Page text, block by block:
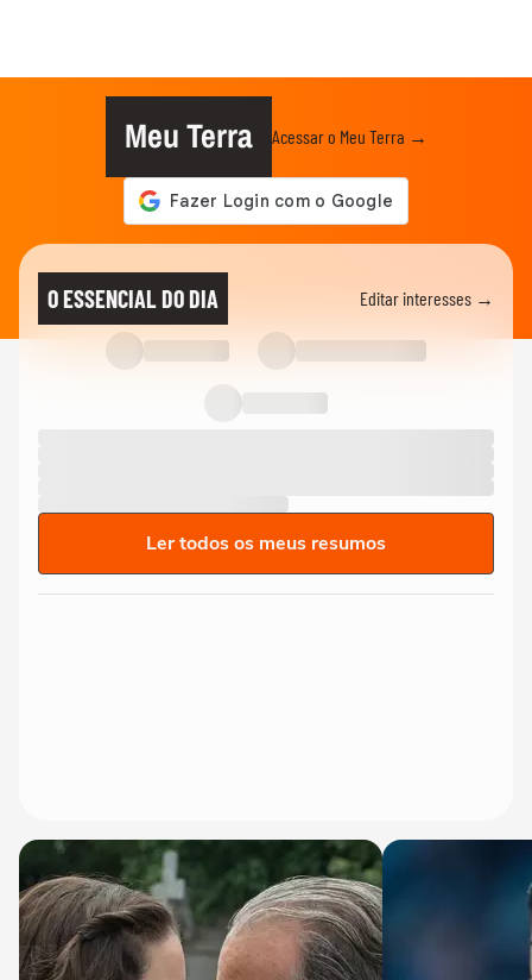
Meu Terra Acessar o Meu Terra →
O ESSENCIAL DO DIA Editar interesses →
Ler todos os meus resumos